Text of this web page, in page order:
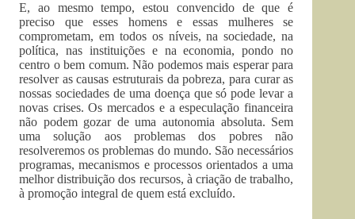
E, ao mesmo tempo, estou convencido de que é
preciso que esses homens e essas mulheres se
comprometam, em todos os níveis, na sociedade, na
política, nas instituições e na economia, pondo no
centro o bem comum. Não podemos mais esperar para
resolver as causas estruturais da pobreza, para curar as
nossas sociedades de uma doença que só pode levar a
novas crises. Os mercados e a especulação financeira
não podem gozar de uma autonomia absoluta. Sem
uma solução aos problemas dos pobres não
resolveremos os problemas do mundo. São necessários
programas, mecanismos e processos orientados a uma
melhor distribuição dos recursos, à criação de trabalho,
à promoção integral de quem está excluído.